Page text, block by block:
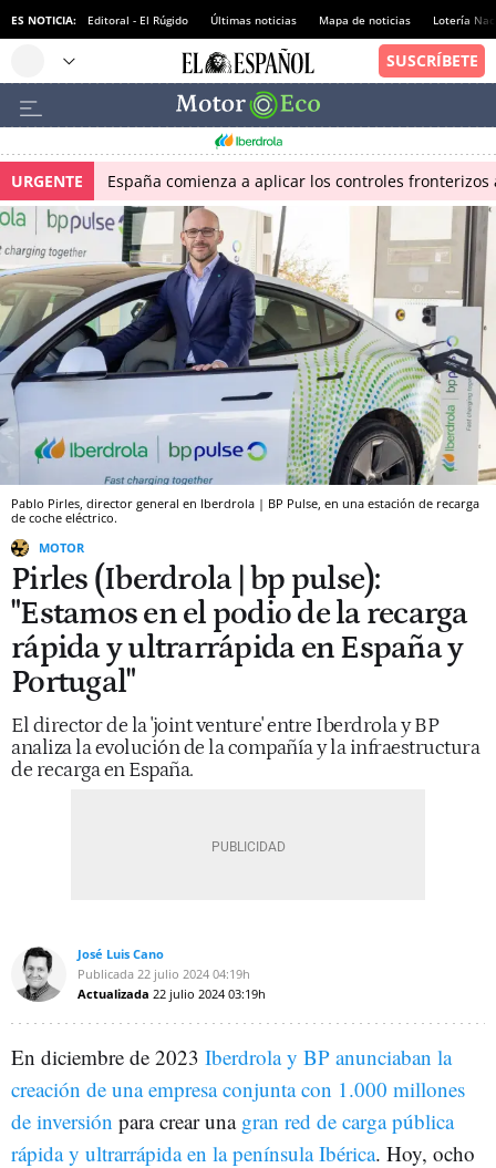
ES NOTICIA: Editoral - El Rúgido Últimas noticias Mapa de noticias Lotería
URGENTE España comienza a aplicar los controles
Pablo Pirles, director general en Iberdrola | BP Pulse, en una estación de recarga
de coche eléctrico.
MOTOR
Pirles (Iberdrola | bp pulse):
"Estamos en el podio de la recarga
rápida y ultrarrápida en España y
Portugal"
El director de la 'joint venture' entre Iberdrola y BP
analiza la evolución de la compañía y la infraestructura
de recarga en España.
José Luis Cano
Publicada 22 julio 2024 04:19h
Actualizada 22 julio 2024 03:19h
En diciembre de 2023 Iberdrola y BP anunciaban la
creación de una empresa conjunta con 1.000 millones
de inversión para crear una gran red de carga pública
rápida y ultrarrápida en la península Ibérica. Hoy, ocho